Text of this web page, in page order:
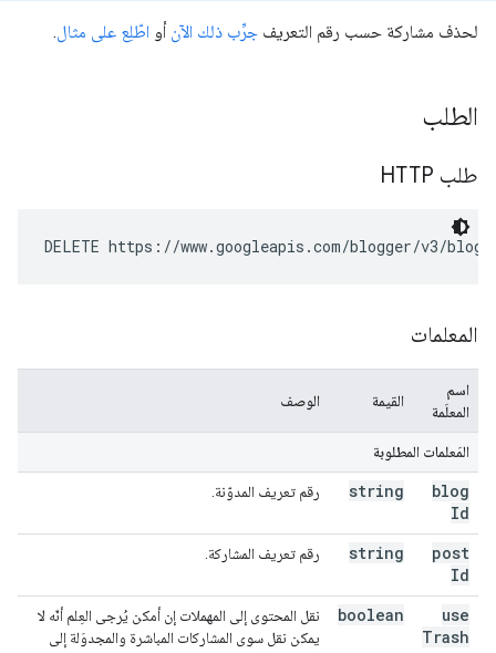
لحذف مشاركة حسب رقم التعريف جرِّب ذلك الآن أو اطّلِع على مثال.
الطلب
طلب HTTP
DELETE https://www.googleapis.com/blogger/v3/
المعلمات
اسم
المعلَمة
القيمة الوصف
المَعلمات المطلوبة
blog
Id
string رقم تعريف المدوّنة.
post
Id
string رقم تعريف المشاركة.
use
Trash
boolean
نقل المحتوى إلى المهملات إن أمكن يُرجى العِلم أنّه لا
يمكن نقل سوى المشاركات المباشرة والمجدوَلة إلى